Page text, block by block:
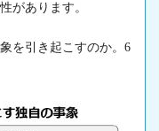
があります。
を引き起こすのか。6